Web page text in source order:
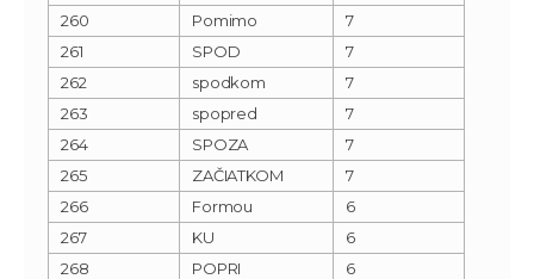
260
Pomimo
7
261
SPOD
7
262
spodkom
7
263
spopred
7
264
SPOZA
7
265
ZAČIATKOM
7
266
Formou
6
267
KU
6
268
POPRI
6